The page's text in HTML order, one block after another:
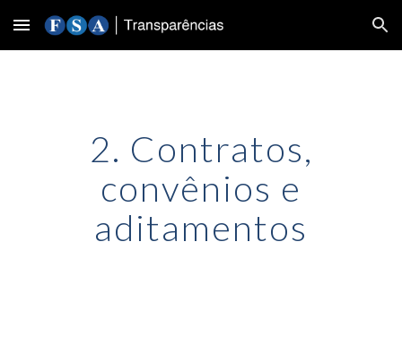
Skip to main content Skip to navigation
2. Contratos,
convênios e
aditamentos